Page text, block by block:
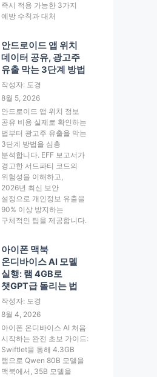
즉시 적용 가능한 3가지
예방 수칙과 대처
안드로이드 앱 위치
데이터 공유, 광고주
유출 막는 3단계 방법
작성자: 도경
8월 5, 2026
안드로이드 앱 위치 정보
공유 비용 실제로 확인하는
법부터 광고주 유출을 막는
3단계 방법을 심층
분석합니다. EFF 보고서가
경고한 서드파티 코드의
위험성을 이해하고,
2026년 최신 보안
설정으로 개인정보 유출을
90% 이상 방지하는
구체적인 팁을 제공합니다.
아이폰 맥북
온디바이스 AI 모델
실행: 램 4GB로
챗GPT급 돌리는 법
작성자: 도경
8월 4, 2026
아이폰 온디바이스 AI 처음
시작하는 완전 초보 가이드:
Swiftlet을 통해 4.3GB
램으로 Qwen 80B 모델을
맥북에서, 35B 모델을